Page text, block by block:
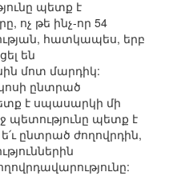
պետք է
ոչ թե ինչ-որ 54
հատկապես, երբ
են
մոտ մարդիկ:
ընտրած
է սպասարկի մի
պետությունը պետք է
ընտրած ժողովրդին,